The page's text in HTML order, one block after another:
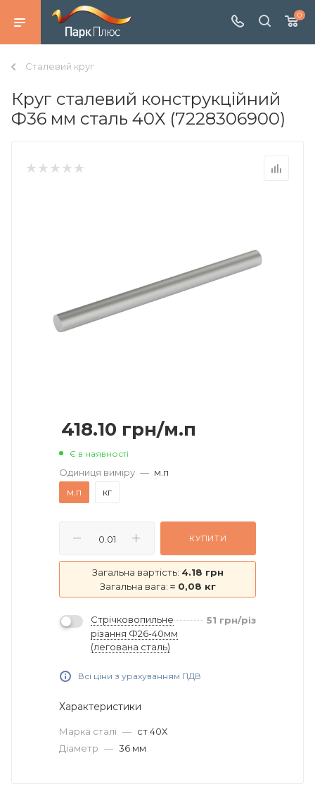
0
Сталевий круг
Круг сталевий конструкційний
Ф36 мм сталь 40Х (7228306900)
418.10 грн/м.п
Є в наявності
Одиниця виміру — м.п
м.п
кг
КУПИТИ
Загальна вартість: 4.18 грн
Загальна вага: ≈ 0,08 кг
Стрічковопильне
різання Ф26-40мм
(легована сталь)
51 грн/різ
Всі ціни з урахуванням ПДВ
Характеристики
Марка сталі — ст 40Х
Діаметр — 36 мм